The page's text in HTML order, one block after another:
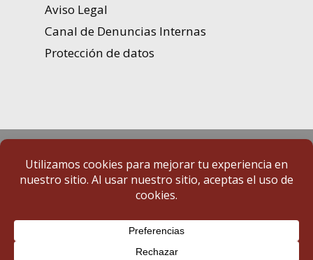
Aviso Legal
Canal de Denuncias Internas
Protección de datos
Portal de Transparencia | Diputación de Badajoz